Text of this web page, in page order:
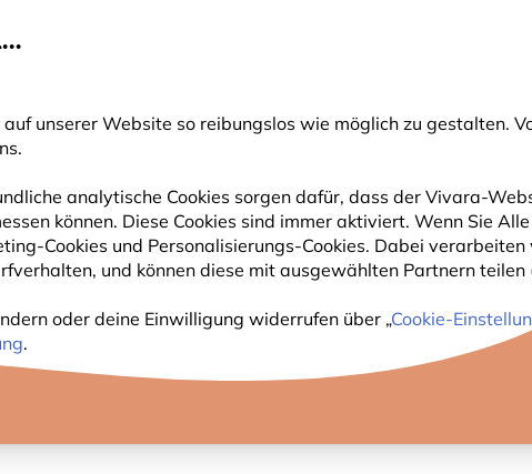
unserer Website so reibungslos wie möglich zu gestalten.
analytische Cookies sorgen dafür, dass der Vivara-
können. Diese Cookies sind immer aktiviert. Wenn Sie
Cookies und Personalisierungs-Cookies. Dabei
und können diese mit ausgewählten Partnern teilen
oder deine Einwilligung widerrufen über „Cookie-
.
Suche
NISTKÄSTEN GARTENTIERE PFLANZEN